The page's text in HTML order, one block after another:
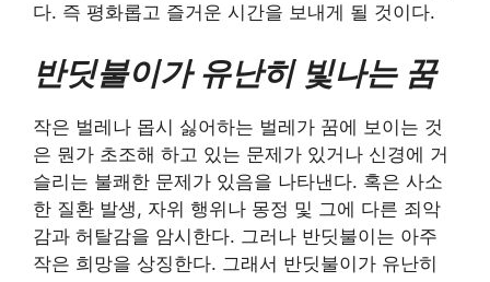
다. 즉 평화롭고 즐거운 시간을 보내게 될 것이다.
반딧불이가 유난히 빛나는 꿈
작은 벌레나 몹시 싫어하는 벌레가 꿈에 보이는 것
은 뭔가 초조해 하고 있는 문제가 있거나 신경에 거
슬리는 불쾌한 문제가 있음을 나타낸다. 혹은 사소
한 질환 발생, 자위 행위나 몽정 및 그에 다른 죄악
감과 허탈감을 암시한다. 그러나 반딧불이는 아주
작은 희망을 상징한다. 그래서 반딧불이가 유난히